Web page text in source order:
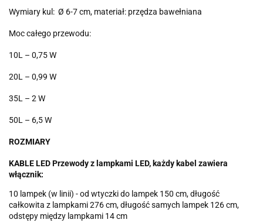
Wymiary kul: Ø 6-7 cm, materiał: przędza bawełniana
Moc całego przewodu:
10L – 0,75 W
20L – 0,99 W
35L – 2 W
50L – 6,5 W
ROZMIARY
KABLE LED Przewody z lampkami LED, każdy kabel zawiera
włącznik:
10 lampek (w linii) - od wtyczki do lampek 150 cm, długość
całkowita z lampkami 276 cm, długość samych lampek 126 cm,
odstępy między lampkami 14 cm